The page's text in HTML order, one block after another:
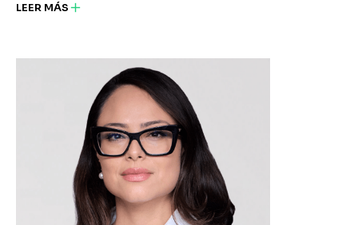
LEER MÁS